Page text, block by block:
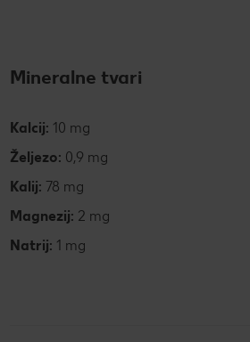
Mineralne tvari
Kalcij: 10 mg
Željezo: 0,9 mg
Kalij: 78 mg
Magnezij: 2 mg
Natrij: 1 mg